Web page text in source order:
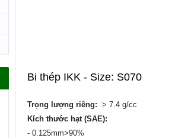
Bi thép IKK - Size: S070
Trọng lượng riêng: > 7.4 g/cc
Kích thước hạt (SAE):
- 0.125mm>90%